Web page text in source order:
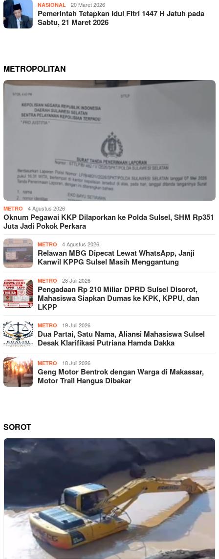
NASIONAL 20 Maret 2026
Pemerintah Tetapkan Idul Fitri 1447 H Jatuh pada
Sabtu, 21 Maret 2026
METROPOLITAN
METRO 4 Agustus 2026
Oknum Pegawai KKP Dilaporkan ke Polda Sulsel, SHM Rp351
Juta Jadi Pokok Perkara
METRO 4 Agustus 2026
Relawan MBG Dipecat Lewat WhatsApp, Janji
Kanwil KPPG Sulsel Masih Menggantung
METRO 28 Juli 2026
Pengadaan Rp 210 Miliar DPRD Sulsel Disorot,
Mahasiswa Siapkan Dumas ke KPK, KPPU, dan
LKPP
METRO 19 Juli 2026
Dua Partai, Satu Nama, Aliansi Mahasiswa Sulsel
Desak Klarifikasi Putriana Hamda Dakka
METRO 18 Juli 2026
Geng Motor Bentrok dengan Warga di Makassar,
Motor Trail Hangus Dibakar
SOROT